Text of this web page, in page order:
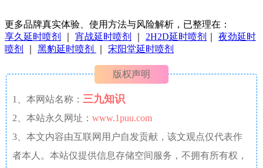
更多品牌真实体验、使用方法与风险解析，已整理在：
享久延时喷剂
宵战延时喷剂 2H2D延时喷剂
夜劲延时
喷剂
黑豹延时喷剂 宋阳堂延时喷剂
版权声明
1、本网站名称： 三九知识
2、本站永久网址： www.1puu.com
3、本文内容由互联网用户自发贡献，该文观点仅代表作
者本人。本站仅提供信息存储空间服务，不拥有所有权，